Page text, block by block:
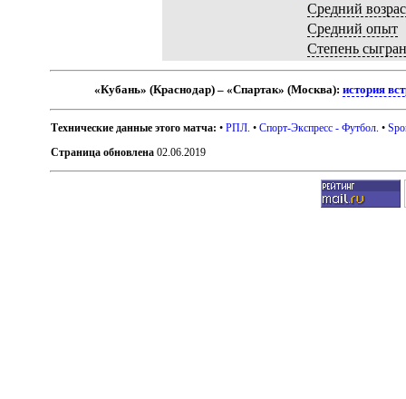
Средний
Средний опыт
Степень
«Кубань» (Краснодар) – «Спартак» (Москва):история
Технические данные этого матча: •РПЛ . •Спорт-Экспресс - Футбол . •
Страница обновлена 02.06.2019